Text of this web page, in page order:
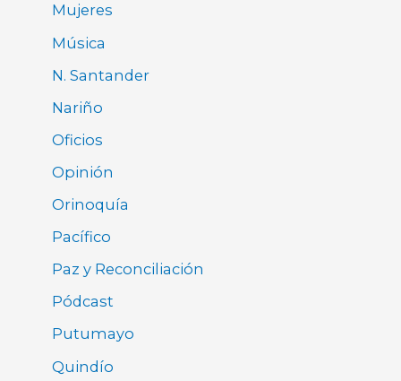
Mujeres
Música
N. Santander
Nariño
Oficios
Opinión
Orinoquía
Pacífico
Paz y Reconciliación
Pódcast
Putumayo
Quindío